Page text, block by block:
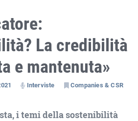
La credibilità
e mantenuta»
Interviste Companies & CSR
i temi della sostenibilità